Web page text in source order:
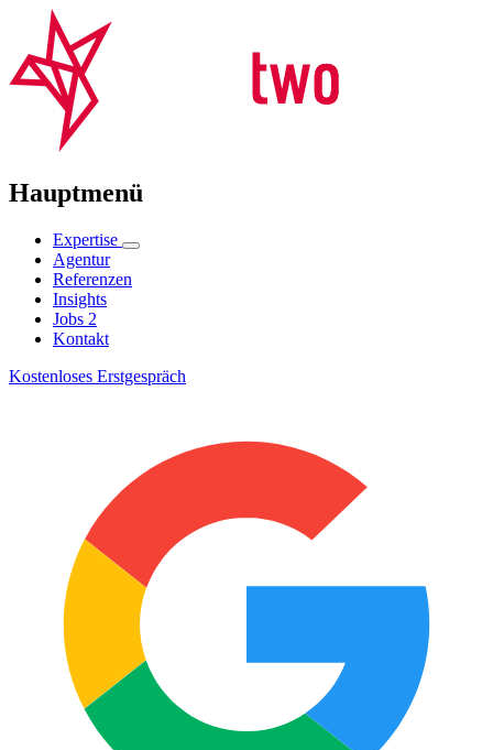
Hauptmenü
Expertise
Agentur
Referenzen
Insights
Jobs 2
Kontakt
Kostenloses Erstgespräch